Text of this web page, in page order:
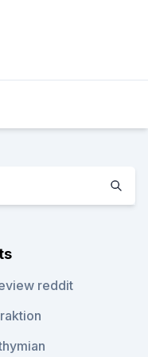
reddit